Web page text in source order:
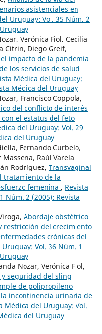
asistenciales en
Uruguay: Vol. 35 Núm. 2
Verónica Fiol, Cecilia
Citrin, Diego Greif,
impacto de la pandemia
los servicios de salud
Médica del Uruguay:
Médica del Uruguay
Francisco Coppola,
del conflicto de interés
el estatus del feto
del Uruguay: Vol. 29
del Uruguay
Fernando Curbelo,
Raúl Varela
Rodríguez, Transvaginal
tratamiento de la
femenina , Revista
Núm. 2 (2005): Revista
Abordaje obstétrico
restricción del crecimiento
crónicas del
Vol. 36 Núm. 1
Nozar, Verónica Fiol,
y seguridad del sling
de polipropileno
incontinencia urinaria de
Médica del Uruguay: Vol.
del Uruguay